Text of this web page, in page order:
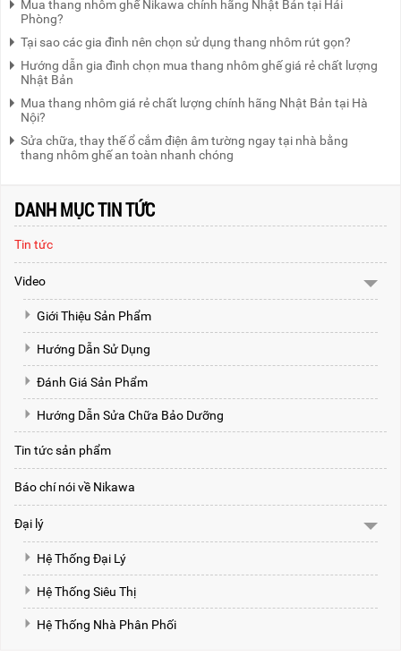
Mua thang nhôm ghế Nikawa chính hãng Nhật Bản tại Hải
Phòng?
Tại sao các gia đình nên chọn sử dụng thang nhôm rút gọn?
Hướng dẫn gia đình chọn mua thang nhôm ghế giá rẻ chất lượng
Nhật Bản
Mua thang nhôm giá rẻ chất lượng chính hãng Nhật Bản tại Hà
Nội?
Sửa chữa, thay thế ổ cắm điện âm tường ngay tại nhà bằng
thang nhôm ghế an toàn nhanh chóng
DANH MỤC TIN TỨC
Tin tức
Video
Giới Thiệu Sản Phẩm
Hướng Dẫn Sử Dụng
Đánh Giá Sản Phẩm
Hướng Dẫn Sửa Chữa Bảo Dưỡng
Tin tức sản phẩm
Báo chí nói về Nikawa
Đại lý
Hệ Thống Đại Lý
Hệ Thống Siêu Thị
Hệ Thống Nhà Phân Phối